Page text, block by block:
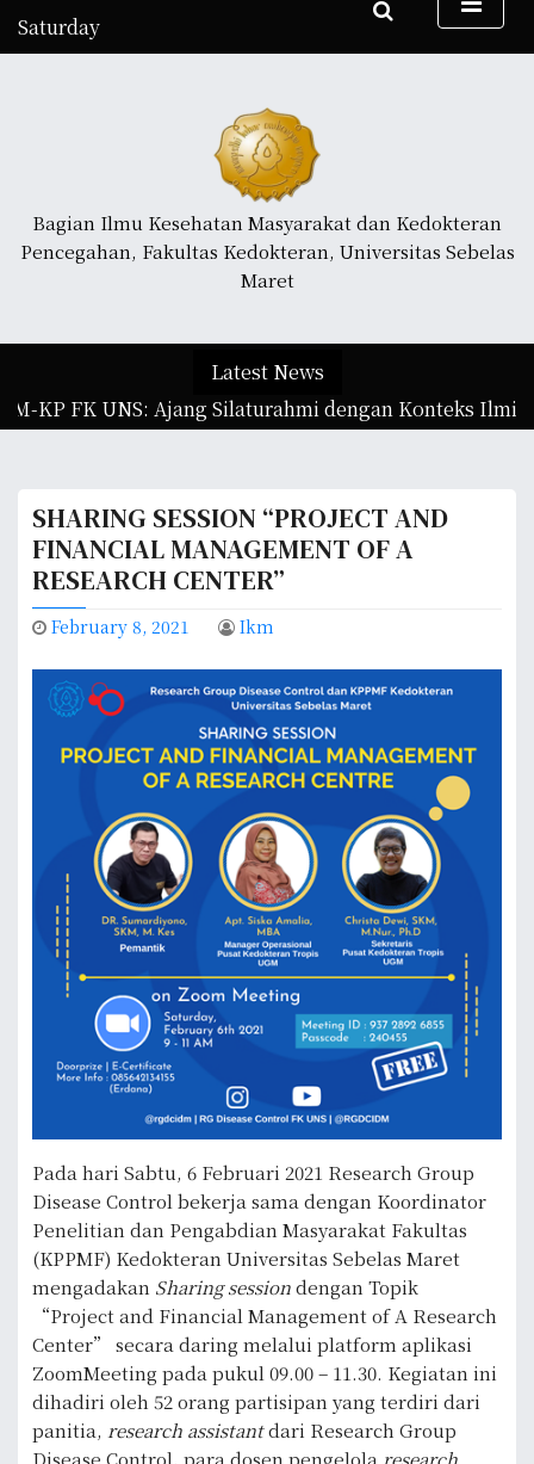
Saturday
August 8, 2026
Bagian Ilmu Kesehatan Masyarakat dan Kedokteran
Pencegahan, Fakultas Kedokteran, Universitas Sebelas
Maret
Latest News
FK UNS: Ajang Silaturahmi dengan Konteks Ilmiah |
SHARING SESSION “PROJECT AND
FINANCIAL MANAGEMENT OF A
RESEARCH CENTER”
February 8, 2021 Ikm
Pada hari Sabtu, 6 Februari 2021 Research Group
Disease Control bekerja sama dengan Koordinator
Penelitian dan Pengabdian Masyarakat Fakultas
(KPPMF) Kedokteran Universitas Sebelas Maret
mengadakan Sharing sessiondengan Topik
“Project and Financial Management of A Research
Center” secara daring melalui platform aplikasi
ZoomMeeting pada pukul 09.00 – 11.30. Kegiatan ini
dihadiri oleh 52 orang partisipan yang terdiri dari
panitia, research assistantdari Research Group